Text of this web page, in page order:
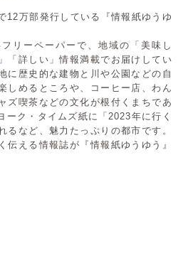
12万部発行している『情報紙ゆうゆ
リーペーパーで、地域の「美味し
「詳しい」情報満載でお届けしてい
に歴史的な建物と川や公園などの自
しめるところや、コーヒー店、わん
ズ喫茶などの文化が根付くまちであ
ーク・タイムズ紙に「2023年に行く
るなど、魅力たっぷりの都市です。
伝える情報誌が『情報紙ゆうゆう』